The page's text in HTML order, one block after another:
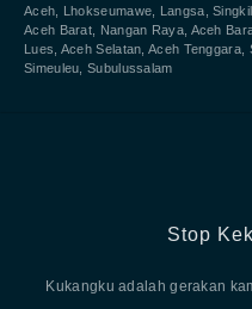
Aceh, Lhokseumawe, Langsa,
Aceh Barat, Nangan Raya, Aceh
Lues, Aceh Selatan, Aceh Tenggara,
Simeuleu, Subulussalam
Stop
Kukangku adalah gerakan